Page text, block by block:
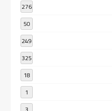
276
50
249
325
18
1